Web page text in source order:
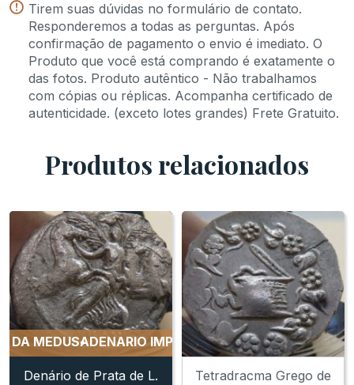
Tirem suas dúvidas no formulário de contato.
Responderemos a todas as perguntas. Após
confirmação de pagamento o envio é imediato. O
Produto que você está comprando é exatamente o
das fotos. Produto autêntico - Não trabalhamos
com cópias ou réplicas. Acompanha certificado de
autenticidade. (exceto lotes grandes) Frete Gratuito.
Produtos relacionados
MEDUSADENARIO IMPERATORIAL DA MEDUSA
Denário de Prata de L. Tetradracma Grego de